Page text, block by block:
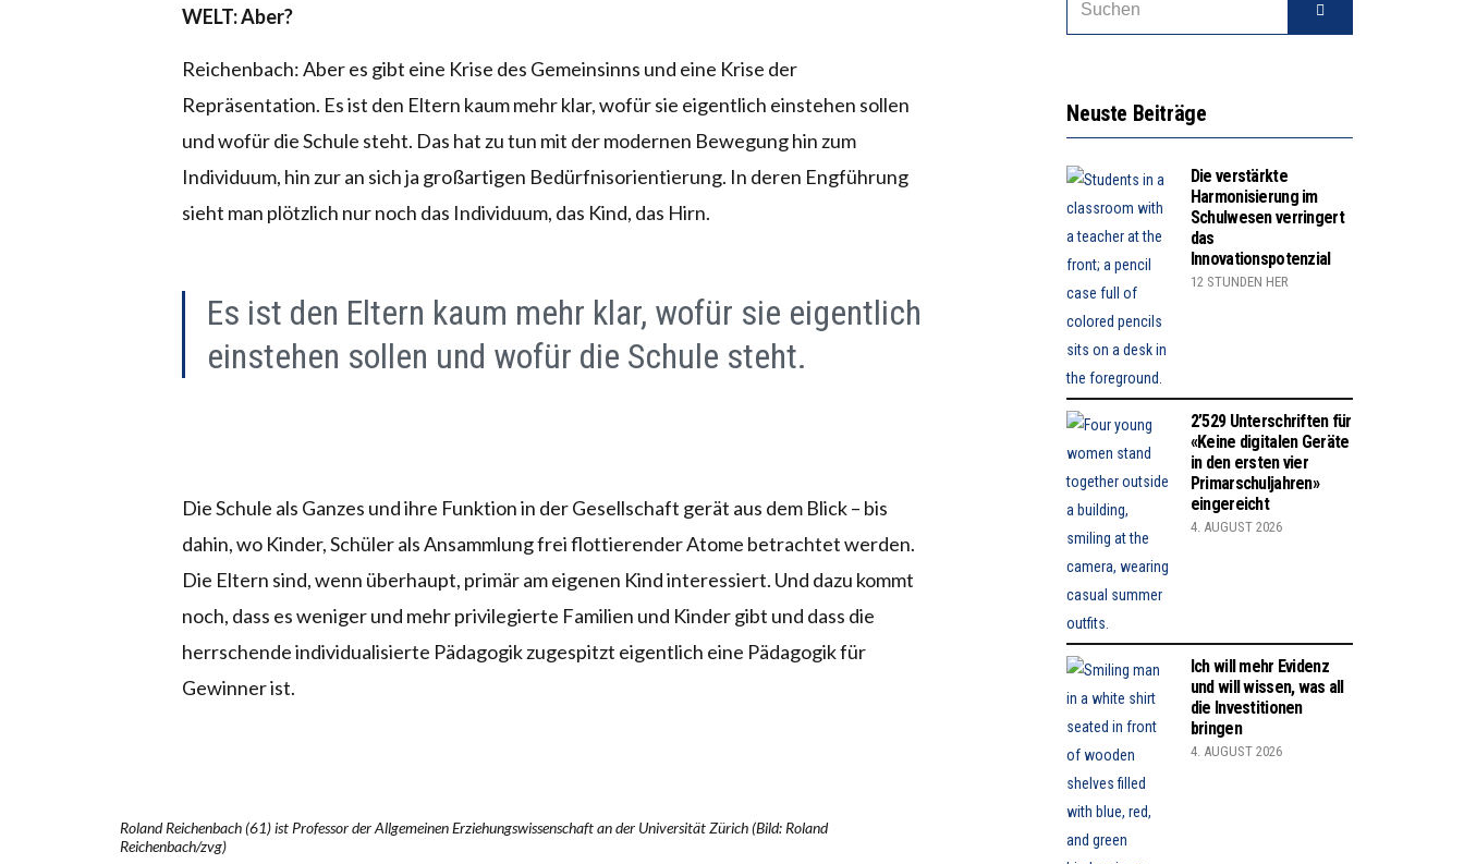
WELT: Aber?
Reichenbach: Aber es gibt eine Krise des Gemeinsinns und eine Krise der
Repräsentation. Es ist den Eltern kaum mehr klar, wofür sie eigentlich einstehen sollen
und wofür die Schule steht. Das hat zu tun mit der modernen Bewegung hin zum
Individuum, hin zur an sich ja großartigen Bedürfnisorientierung. In deren Engführung
sieht man plötzlich nur noch das Individuum, das Kind, das Hirn.
Es ist den Eltern kaum mehr klar, wofür sie eigentlich
einstehen sollen und wofür die Schule steht.
Die Schule als Ganzes und ihre Funktion in der Gesellschaft gerät aus dem Blick – bis
dahin, wo Kinder, Schüler als Ansammlung frei flottierender Atome betrachtet werden.
Die Eltern sind, wenn überhaupt, primär am eigenen Kind interessiert. Und dazu kommt
noch, dass es weniger und mehr privilegierte Familien und Kinder gibt und dass die
herrschende individualisierte Pädagogik zugespitzt eigentlich eine Pädagogik für
Gewinner ist.
Roland Reichenbach (61) ist Professor der Allgemeinen Erziehungswissenschaft an der Universität Zürich (Bild: Roland
Reichenbach/zvg)
Neuste Beiträge
Die verstärkte
Harmonisierung im
Schulwesen verringert
das
Innovationspotenzial
12 STUNDEN HER
2’529 Unterschriften für
«Keine digitalen Geräte
in den ersten vier
Primarschuljahren»
eingereicht
4. AUGUST 2026
Ich will mehr Evidenz
und will wissen, was all
die Investitionen
bringen
4. AUGUST 2026